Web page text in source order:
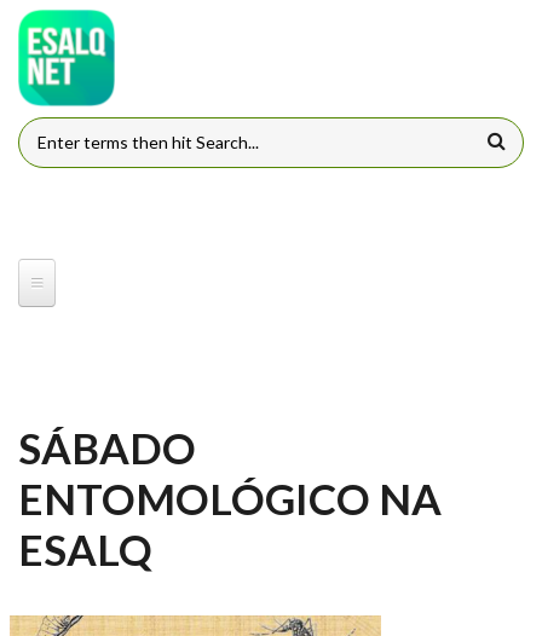
Pular para o conteúdo principal
FORMULÁRIO DE BUSCA
SÁBADO
ENTOMOLÓGICO NA
ESALQ